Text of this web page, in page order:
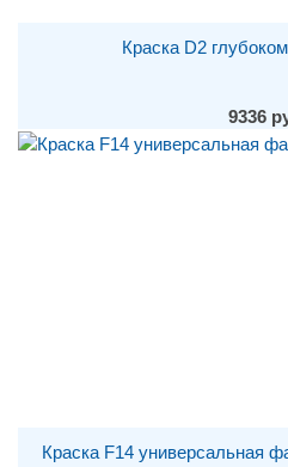
Краска D2
9336
Краска F14 универсальная